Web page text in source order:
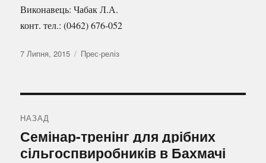
Виконавець: Чабак Л.А.
конт. тел.: (0462) 676-052
Оприлюднено
7 Липня, 2015 Категорії
Прес-реліз
записів
НАЗАД
Попередній
запис:
Семінар-тренінг для дрібних
сільгоспвиробників в Бахмачі